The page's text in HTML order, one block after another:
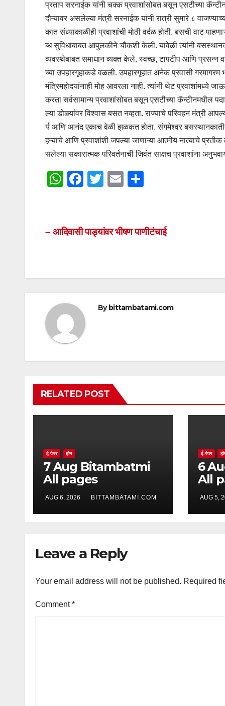
प्रताप सरनाईक यांनी चक्क प्रवाशांसोबत बसून एसटीच्या
दौऱ्यावर असलेल्या मंत्री सरनाईक यांनी रात्री सुमारे ८
कात संध्याकाळीही प्रवाशांची मोठी वर्दळ होती. बसची वाट
ब्ध सुविधांबाबत आपुलकीने चौकशी केली. यावेळी त्यांनी
व्यवस्थेबाबत समाधान व्यक्त केले. स्वच्छ, टापटीप आणि प्रसन्न
च्या उपहारगृहाकडे वळली. उपहारगृहात अनेक प्रवासी
मंत्रिमहोदयांनाही मोह आवरला नाही. त्यांनी थेट प्रवाशांमध्ये
करता सर्वसामान्य प्रवाशांसोबत बसून एसटीच्या कॅन्टीनमधील
ल्या डोळ्यांवर विश्वास बसत नव्हता. राज्याचे परिवहन मंत्री
र्य आणि आनंद एकाच वेळी झळकत होता. संगमेश्वर बसस्थानकातील
हऱ्याचे आणि प्रवाशांशी जपल्या जाणाऱ्या आत्मीय नात्याचे
सलेल्या सकारात्मक परिवर्तनाची जिवंत साक्षच प्रवाशांना
W
s
p
F
e
o
T
er
E
e
Post
– आदिवासी पाड्यांवर भीषण पाणीटंचाई
By bittambatami.com
RELATED POST
ई-पेपर होम
7 Aug Bitambatmi
All pages
AUG 6, 2026 BITTAMBATAMI.COM
ई-पेपर
6 Aug
All
AUG 5,
Leave a Reply
Your email address will not be published. Required
Comment*